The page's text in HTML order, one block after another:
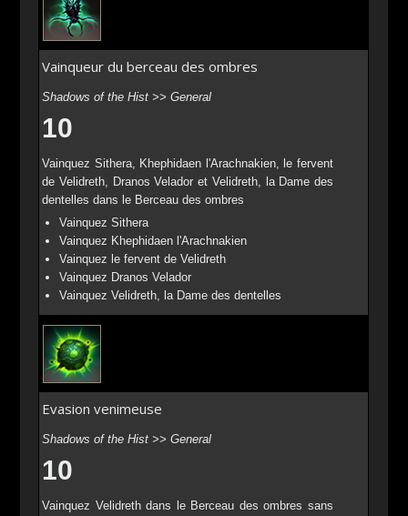
Vainqueur du berceau des ombres
Shadows of the Hist >> General
10
Vainquez Sithera, Khephidaen l'Arachnakien, le fervent
de Velidreth, Dranos Velador et Velidreth, la Dame des
dentelles dans le Berceau des ombres
Vainquez Sithera
Vainquez Khephidaen l'Arachnakien
Vainquez le fervent de Velidreth
Vainquez Dranos Velador
Vainquez Velidreth, la Dame des dentelles
Evasion venimeuse
Shadows of the Hist >> General
10
Vainquez Velidreth dans le Berceau des ombres sans